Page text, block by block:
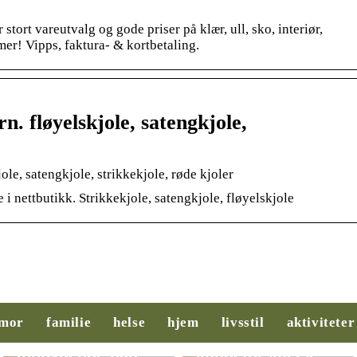
stort vareutvalg og gode priser på klær, ull, sko, interiør,
Vipps, faktura- & kortbetaling.
fløyelskjole, satengkjole,
satengkjole, strikkekjole, røde kjoler
i nettbutikk. Strikkekjole, satengkjole, fløyelskjole
familie helse hjem livsstil aktiviteter
Slik legger du til
rette for et
innbydende bad
Behovsanalyse:
Nøkkelen til
kundeforståelse